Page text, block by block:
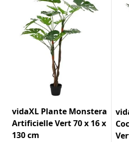
vidaXL Plante Monstera
Artificielle Vert 70 x 16 x
130 cm